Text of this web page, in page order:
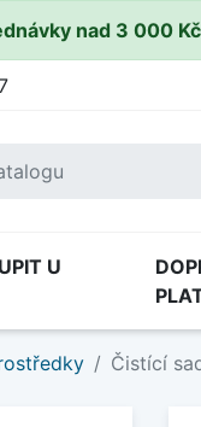
nad 3 000
U
Čistící